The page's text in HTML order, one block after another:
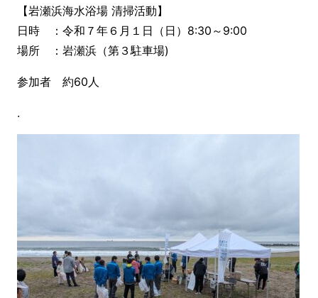
【岩瀬浜海水浴場 清掃活動】
日時 ：令和７年６月１日（日）8:30～9:00
場所 ：岩瀬浜（第３駐車場)
参加者 約60人
.